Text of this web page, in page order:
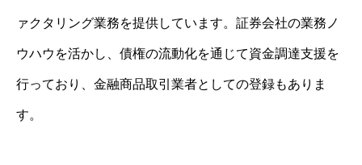
ァクタリング業務を提供しています。証券会社の業務ノ
ウハウを活かし、債権の流動化を通じて資金調達支援を
行っており、金融商品取引業者としての登録もありま
す。